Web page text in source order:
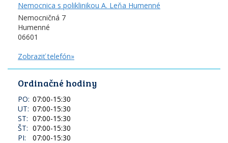
Nemocnica s poliklinikou A. Leňa Humenné
Nemocničná 7
Humenné
06601
Zobraziť telefón»
Ordinačné hodiny
PO: 07:00-15:30
UT: 07:00-15:30
ST: 07:00-15:30
ŠT: 07:00-15:30
PI:
07:00-15:30